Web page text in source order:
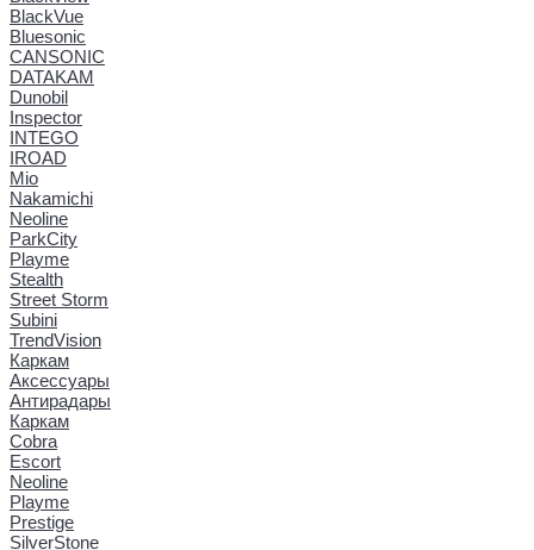
BlackVue
Bluesonic
CANSONIC
DATAKAM
Dunobil
Inspector
INTEGO
IROAD
Mio
Nakamichi
Neoline
ParkCity
Playme
Stealth
Street Storm
Subini
TrendVision
Каркам
Аксессуары
Антирадары
Каркам
Cobra
Escort
Neoline
Playme
Prestige
SilverStone